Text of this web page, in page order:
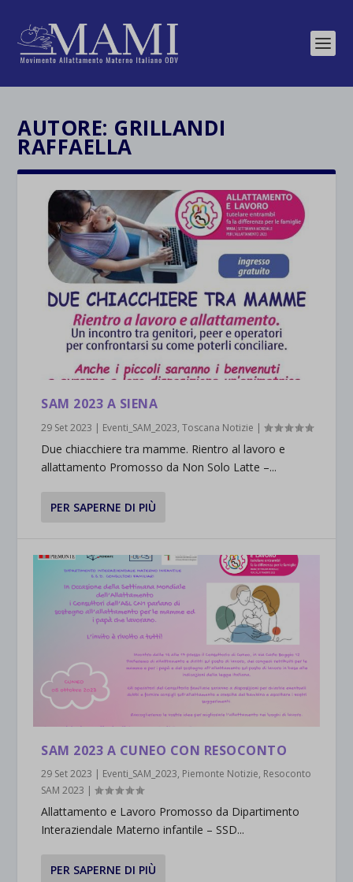
AUTORE: GRILLANDI
RAFFAELLA
SAM 2023 A SIENA
29 Set 2023 | Eventi_SAM_2023,Toscana Notizie |
Due chiacchiere tra mamme. Rientro al lavoro e
allattamento Promosso da Non Solo Latte –...
PER SAPERNE DI PIÙ
SAM 2023 A CUNEO CON RESOCONTO
29 Set 2023 | Eventi_SAM_2023, Piemonte Notizie, Resoconto
SAM 2023 |
Allattamento e Lavoro Promosso da Dipartimento
Interaziendale Materno infantile – SSD...
PER SAPERNE DI PIÙ